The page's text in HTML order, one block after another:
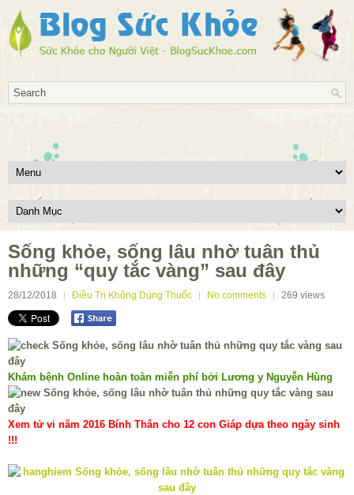
Sống khỏe, sống lâu nhờ tuân thủ
những “quy tắc vàng” sau đây
28/12/2018 Điều Trị Không Dùng Thuốc No comments 269 views
Khám bệnh Online hoàn toàn miễn phí bởi Lương y Nguyễn Hùng
Xem tử vi năm 2016 Bính Thân cho 12 con Giáp dựa theo ngày sinh
!!!